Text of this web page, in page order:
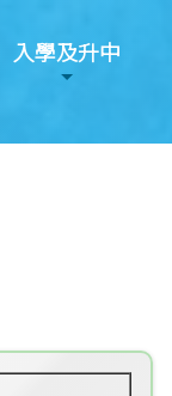
入學及升中